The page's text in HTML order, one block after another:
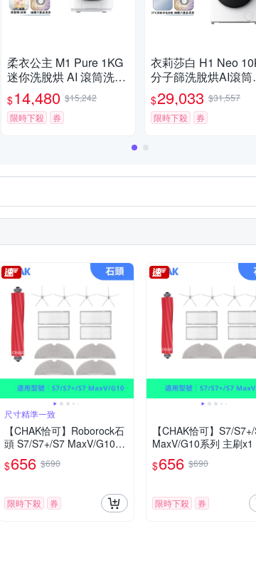
柔衣公主 M1 Pure 1KG
迷你洗脫烘 AI 滾筒洗衣
機 不含安裝 (特漬洗/立
體柔烘/母嬰認證/UVC殺
菌) Roborock石頭
$14,480 $15,242
限時下殺
券
衣莉莎白 H1 Neo
分子篩洗脫烘AI滾筒
衣機 (低溫烘乾/濾網自
清潔/空氣洗/羊毛烘)
borock石頭
$29,033 $31,557
限時下殺
券
尺寸精準一致
【CHAK恰可】Roborock石
頭 S7/S7+/S7 MaxV/G10系
列 副廠配件耗材超值組(主
刷x1 邊刷x4 濾網x4 拖布x
$656 $690
限時下殺 券
【CHAK恰可】S7/
MaxV/G10系列 主刷x1
x4 濾網x4 灰色拖布x2
$656 $690
限時下殺 券